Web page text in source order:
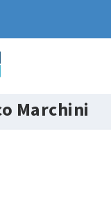
Marchini